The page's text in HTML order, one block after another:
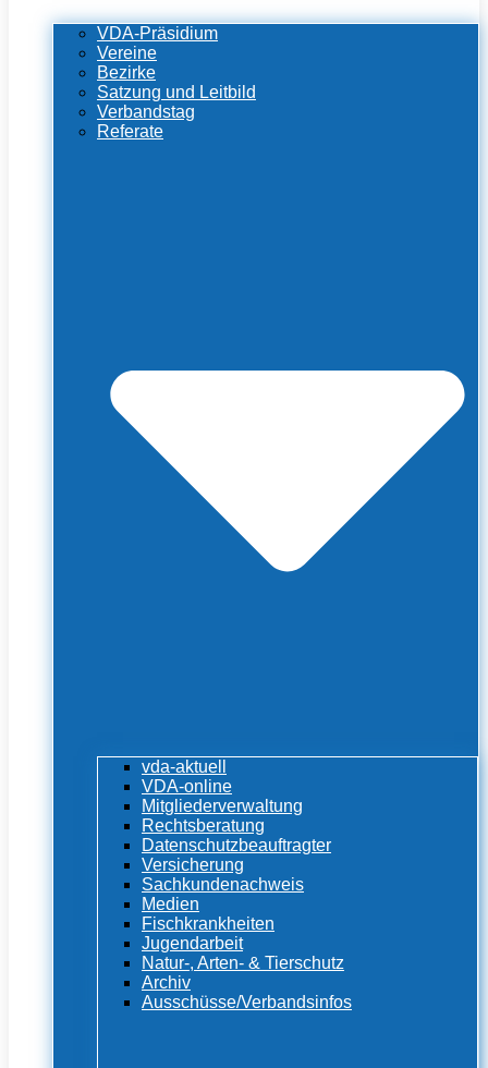
VDA-Präsidium
Vereine
Bezirke
Satzung und Leitbild
Verbandstag
Referate
vda-aktuell
VDA-online
Mitgliederverwaltung
Rechtsberatung
Datenschutzbeauftragter
Versicherung
Sachkundenachweis
Medien
Fischkrankheiten
Jugendarbeit
Natur-, Arten- & Tierschutz
Archiv
Ausschüsse/Verbandsinfos